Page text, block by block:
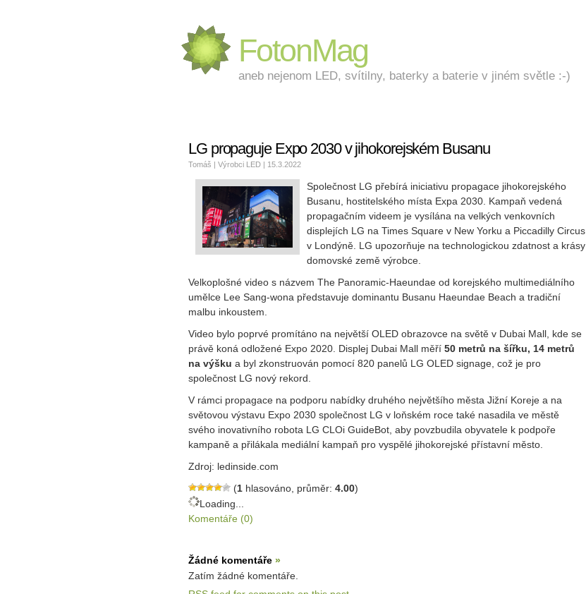
FotonMag
aneb nejenom LED, svítilny, baterky a baterie v jiném světle :-)
LG propaguje Expo 2030 v jihokorejském Busanu
Tomáš | Výrobci LED | 15.3.2022
Společnost LG přebírá iniciativu propagace jihokorejského
Busanu, hostitelského místa Expa 2030. Kampaň vedená
propagačním videem je vysílána na velkých venkovních
displejích LG na Times Square v New Yorku a Piccadilly Circus
v Londýně. LG upozorňuje na technologickou zdatnost a krásy
domovské země výrobce.
Velkoplošné video s názvem The Panoramic-Haeundae od korejského multimediálního
umělce Lee Sang-wona představuje dominantu Busanu Haeundae Beach a tradiční
malbu inkoustem.
Video bylo poprvé promítáno na největší OLED obrazovce na světě v Dubai Mall, kde se
právě koná odložené Expo 2020. Displej Dubai Mall měří 50 metrů na šířku, 14 metrů
na výšku a byl zkonstruován pomocí 820 panelů LG OLED signage, což je pro
společnost LG nový rekord.
V rámci propagace na podporu nabídky druhého největšího města Jižní Koreje a na
světovou výstavu Expo 2030 společnost LG v loňském roce také nasadila ve městě
svého inovativního robota LG CLOi GuideBot, aby povzbudila obyvatele k podpoře
kampaně a přilákala mediální kampaň pro vyspělé jihokorejské přístavní město.
Zdroj: ledinside.com
(1 hlasováno, průměr: 4.00)
Loading...
Komentáře (0)
Žádné komentáře »
Zatím žádné komentáře.